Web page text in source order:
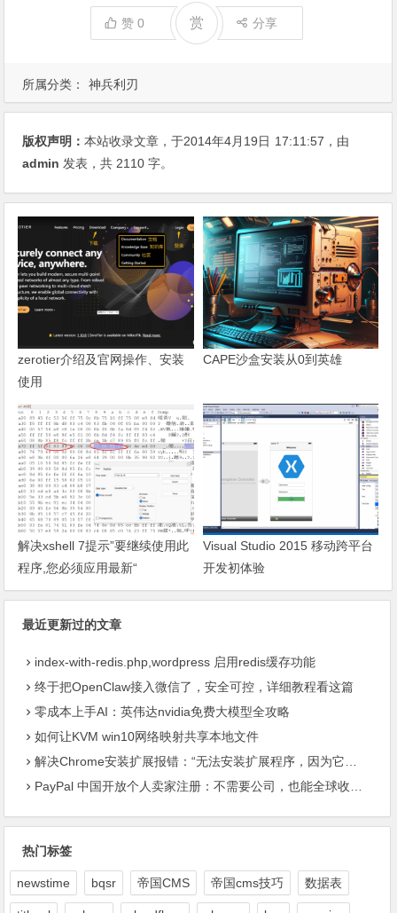
所属分类： 神兵利刃
赞0 赏 分享
版权声明：本站收录文章，于2014年4月19日 17:11:57 ，由
admin 发表，共 2110 字。
zerotier介绍及官网操作、安装
使用
CAPE沙盒安装从0到英雄
解决xshell 7提示”要继续使用此
程序,您必须应用最新“
Visual Studio 2015 移动跨平台
开发初体验
最近更新过的文章
index-with-redis.php,wordpress 启用redis缓存功能
终于把OpenClaw接入微信了，安全可控，详细教程看这篇
零成本上手AI：英伟达nvidia免费大模型全攻略
如何让KVM win10网络映射共享本地文件
解决Chrome安装扩展报错：“无法安装扩展程序，因为它使用了不受支持的清单版本“
PayPal 中国开放个人卖家注册：不需要公司，也能全球收款了
热门标签
newstime bqsr 帝国CMS 帝国cms技巧 数据表